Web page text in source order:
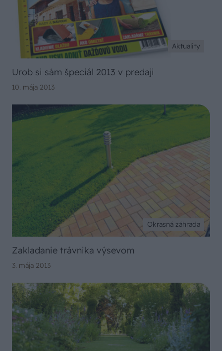
Aktuality
Urob si sám špeciál 2013 v predaji
10. mája 2013
Okrasná záhrada
Zakladanie trávnika výsevom
3. mája 2013